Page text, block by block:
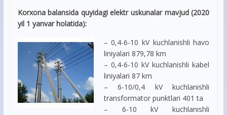
Korxona balansida quyidagi elektr uskunalar mavjud (2020
yil 1 yanvar holatida):
– 0,4-6-10 kV kuchlanishli havo
liniyalari 879,78 km
– 0,4-6-10 kV kuchlanishli kabel
liniyalari 87 km
– 6-10/0,4 kV kuchlanishli
transformator punktlari 401 ta
– 6-10 kV kuchlanishli